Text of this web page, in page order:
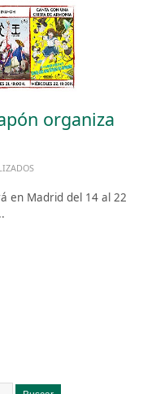
organiza
en Madrid del 14 al 22